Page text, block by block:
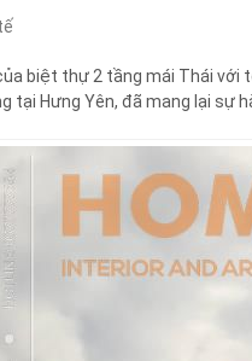
biệt thự 2 tầng mái Thái với
tại Hưng Yên, đã mang lại sự